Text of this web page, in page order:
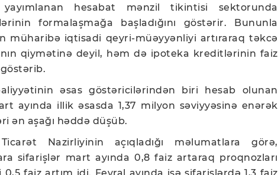
hesabat mənzil tikintisi sektorunda
formalaşmağa başladığını göstərir. Bununla
müharibə iqtisadi qeyri-müəyyənliyi artıraraq təkcə
qiymətinə deyil, həm də ipoteka kreditlərinin faiz
əsas göstəricilərindən biri hesab olunan
ayında illik əsasda 1,37 milyon səviyyəsinə enərək
ən aşağı həddə düşüb.
Nazirliyinin açıqladığı məlumatlara görə,
sifarişlər mart ayında 0,8 faiz artaraq proqnozları
faiz artım idi. Fevral ayında isə sifarişlərdə 1,3 faiz